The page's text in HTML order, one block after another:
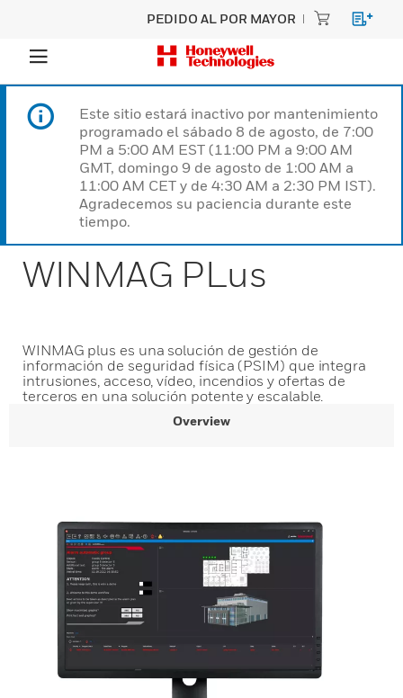
PEDIDO AL POR MAYOR
Este sitio estará inactivo por mantenimiento
programado el sábado 8 de agosto, de 7:00
PM a 5:00 AM EST (11:00 PM a 9:00 AM
GMT, domingo 9 de agosto de 1:00 AM a
11:00 AM CET y de 4:30 AM a 2:30 PM IST).
Agradecemos su paciencia durante este
tiempo.
WINMAG PLus
WINMAG plus es una solución de gestión de
información de seguridad física (PSIM) que integra
intrusiones, acceso, vídeo, incendios y ofertas de
terceros en una solución potente y escalable.
Overview